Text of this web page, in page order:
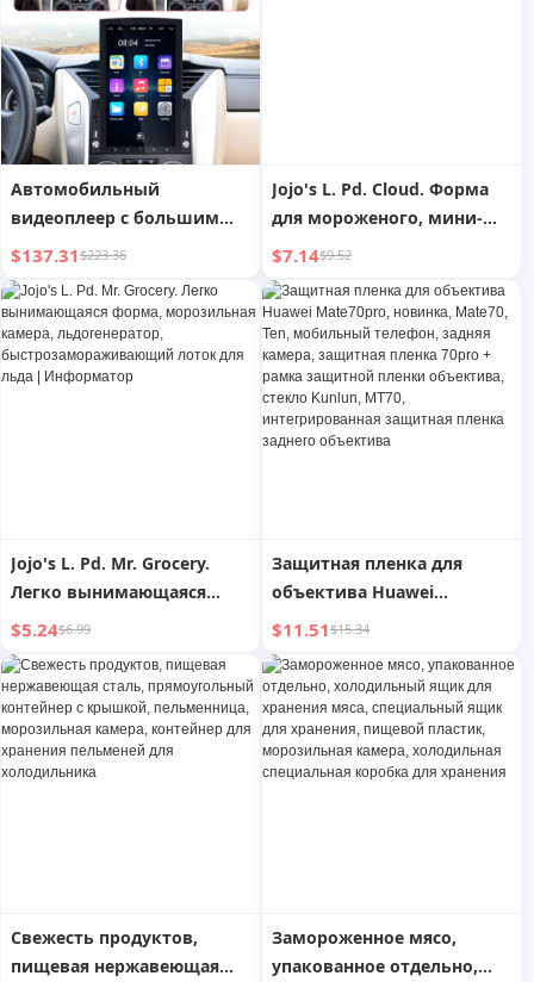
шайб
Автомобильный
видеоплеер с большим
9,7-дюймовым экраном,
Android 13, навигация,
камера заднего вида,
встроенный GPS-
навигатор
$137.31$223.36
Jojo's L. Pd. Cloud. Форма
для мороженого, мини-
форма для кубиков льда,
морозильная камера,
фруктовый лед, тысяча
облаков
$7.14$9.52
Jojo's L. Pd. Mr. Grocery.
Легко вынимающаяся
форма, морозильная
камера, льдогенератор,
быстрозамораживающий
лоток для льда |
Информатор
$5.24$6.99
Защитная пленка для
объектива Huawei
Mate70pro, новинка,
Mate70, Ten, мобильный
телефон, задняя камера,
защитная пленка 70pro +
рамка защитной пленки
объектива, стекло Kunlun,
$11.51$15.34
Свежесть продуктов,
пищевая нержавеющая
Замороженное мясо,
упакованное отдельно,